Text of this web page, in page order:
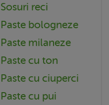
Sosuri reci
Paste bologneze
Paste milaneze
Paste cu ton
Paste cu ciuperci
Paste cu pui